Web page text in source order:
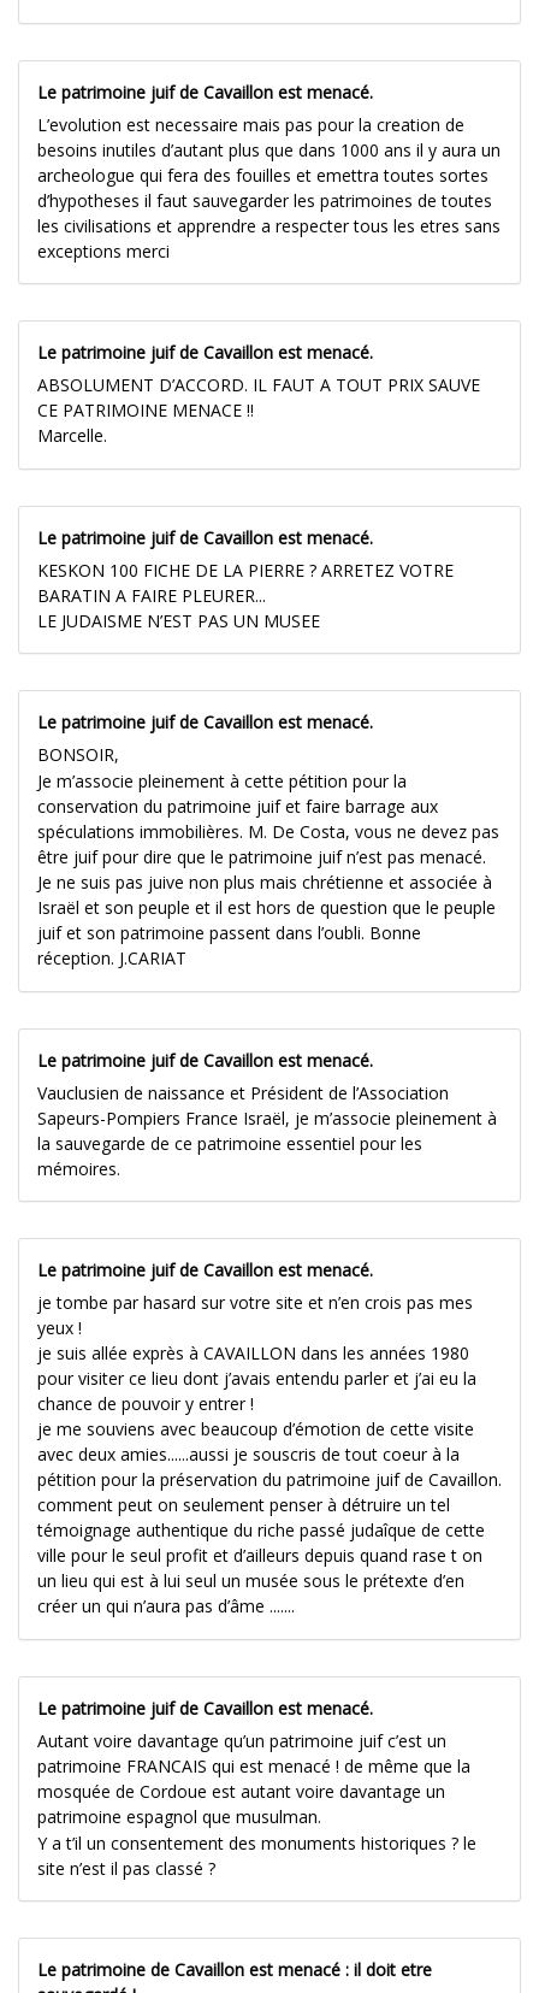
Le patrimoine juif de Cavaillon est menacé.
L’evolution est necessaire mais pas pour la creation de
besoins inutiles d’autant plus que dans 1000 ans il y aura un
archeologue qui fera des fouilles et emettra toutes sortes
d’hypotheses il faut sauvegarder les patrimoines de toutes
les civilisations et apprendre a respecter tous les etres sans
exceptions merci
Le patrimoine juif de Cavaillon est menacé.
ABSOLUMENT D’ACCORD. IL FAUT A TOUT PRIX SAUVE
CE PATRIMOINE MENACE !!
Marcelle.
Le patrimoine juif de Cavaillon est menacé.
KESKON 100 FICHE DE LA PIERRE ? ARRETEZ VOTRE
BARATIN A FAIRE PLEURER...
LE JUDAISME N’EST PAS UN MUSEE
Le patrimoine juif de Cavaillon est menacé.
BONSOIR,
Je m’associe pleinement à cette pétition pour la
conservation du patrimoine juif et faire barrage aux
spéculations immobilières. M. De Costa, vous ne devez pas
être juif pour dire que le patrimoine juif n’est pas menacé.
Je ne suis pas juive non plus mais chrétienne et associée à
Israël et son peuple et il est hors de question que le peuple
juif et son patrimoine passent dans l’oubli. Bonne
réception. J.CARIAT
Le patrimoine juif de Cavaillon est menacé.
Vauclusien de naissance et Président de l’Association
Sapeurs-Pompiers France Israël, je m’associe pleinement à
la sauvegarde de ce patrimoine essentiel pour les
mémoires.
Le patrimoine juif de Cavaillon est menacé.
je tombe par hasard sur votre site et n’en crois pas mes
yeux !
je suis allée exprès à CAVAILLON dans les années 1980
pour visiter ce lieu dont j’avais entendu parler et j’ai eu la
chance de pouvoir y entrer !
je me souviens avec beaucoup d’émotion de cette visite
avec deux amies......aussi je souscris de tout coeur à la
pétition pour la préservation du patrimoine juif de Cavaillon.
comment peut on seulement penser à détruire un tel
témoignage authentique du riche passé judaîque de cette
ville pour le seul profit et d’ailleurs depuis quand rase t on
un lieu qui est à lui seul un musée sous le prétexte d’en
créer un qui n’aura pas d’âme .......
Le patrimoine juif de Cavaillon est menacé.
Autant voire davantage qu’un patrimoine juif c’est un
patrimoine FRANCAIS qui est menacé ! de même que la
mosquée de Cordoue est autant voire davantage un
patrimoine espagnol que musulman.
Y a t’il un consentement des monuments historiques ? le
site n’est il pas classé ?
Le patrimoine de Cavaillon est menacé : il doit etre